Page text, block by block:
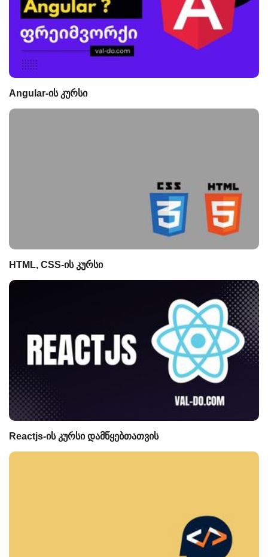
Angular-ის კურსი
HTML, CSS-ის კურსი
Reactjs-ის კურსი დამწყებთათვის